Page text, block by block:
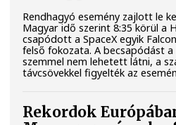
Rendhagyó esemény zajlott le
Magyar idő szerint 8:35 körül a
csapódott a SpaceX egyik
felső fokozata. A becsapódást
szemmel nem lehetett látni, a
távcsövekkel figyelték az
Rekordok